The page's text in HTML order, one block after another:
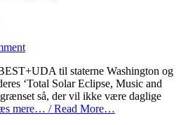
til staterne Washington og
‘Total Solar Eclipse, Music and
så, der vil ikke være daglige
mere… / Read More…